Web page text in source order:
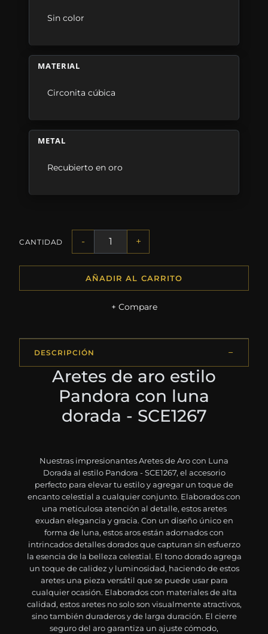
Sin color
MATERIAL
Circonita cúbica
METAL
Recubierto en oro
CANTIDAD - +
AÑADIR AL CARRITO
+ Compare
DESCRIPCIÓN
Aretes de aro estilo
Pandora con luna
dorada - SCE1267
Nuestras impresionantes Aretes de Aro con Luna
Dorada al estilo Pandora - SCE1267, el accesorio
perfecto para elevar tu estilo y agregar un toque de
encanto celestial a cualquier conjunto. Elaborados con
una meticulosa atención al detalle, estos aretes
exudan elegancia y gracia. Con un diseño único en
forma de luna, estos aros están adornados con
intrincados detalles dorados que capturan sin esfuerzo
la esencia de la belleza celestial. El tono dorado agrega
un toque de calidez y luminosidad, haciendo de estos
aretes una pieza versátil que se puede usar para
cualquier ocasión. Elaborados con materiales de alta
calidad, estos aretes no solo son visualmente atractivos,
sino también duraderos y de larga duración. El cierre
seguro del aro garantiza un ajuste cómodo,